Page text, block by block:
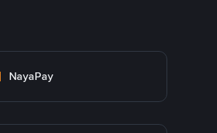
NayaPay